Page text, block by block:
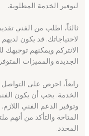
لتوفير الخدمة المطلوبة.
ثالثاً، اطلب من الفني
لاحتياجاتك. قد يكون
الانتركم ويمكنهم توجيهك
الجديدة والمميزات
رابعاً، احرص على التواصل
الخدمة. يجب أن يكون
وتوفير الدعم الفني
المتاحة والتأكد من أنهم
المحدد.